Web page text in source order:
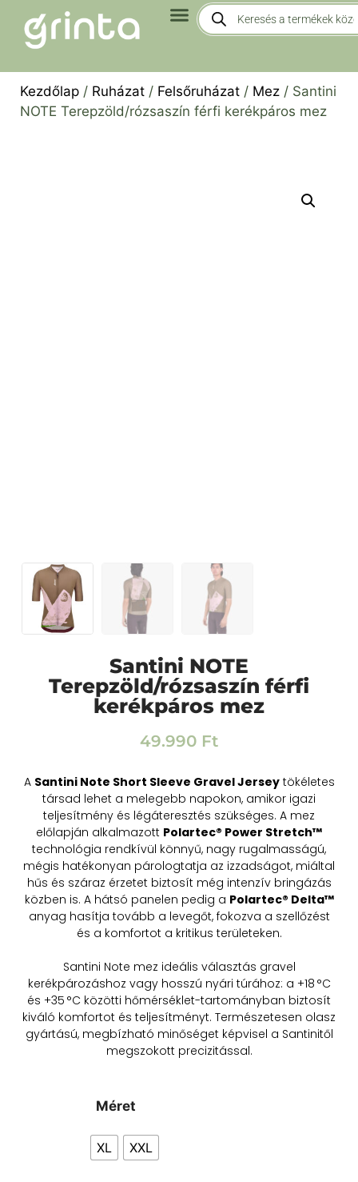
Kezdőlap / Ruházat / Felsőruházat / Mez / Santini
NOTE Terepzöld/rózsaszín férfi kerékpáros mez
Santini NOTE
Terepzöld/rózsaszín férfi
kerékpáros mez
49.990 Ft
A Santini Note Short Sleeve Gravel Jerseytökéletes
társad lehet a melegebb napokon, amikor igazi
teljesítmény és légáteresztés szükséges. A mez
előlapján alkalmazott Polartec® Power Stretch™
technológia rendkívül könnyű, nagy rugalmasságú,
mégis hatékonyan párologtatja az izzadságot, miáltal
hűs és száraz érzetet biztosít még intenzív bringázás
közben is. A hátsó panelen pedig a Polartec® Delta™
anyag hasítja tovább a levegőt, fokozva a szellőzést
és a komfortot a kritikus területeken.
Santini Note mez ideális választás gravel
kerékpározáshoz vagy hosszú nyári túrához: a +18 °C
és +35 °C közötti hőmérséklet-tartományban biztosít
kiváló komfortot és teljesítményt. Természetesen olasz
gyártású, megbízható minőséget képvisel a Santinitől
megszokott precizitással.
Méret
XL XXL